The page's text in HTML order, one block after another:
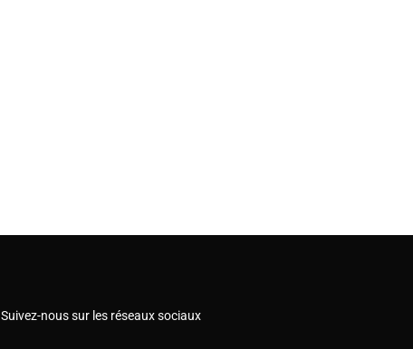
Suivez-nous sur les réseaux sociaux